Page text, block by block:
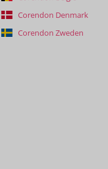
Corendon Denmark
Corendon Zweden